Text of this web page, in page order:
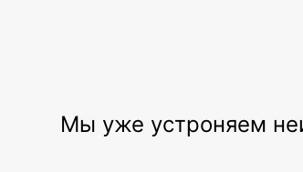
Мы уже устроняем